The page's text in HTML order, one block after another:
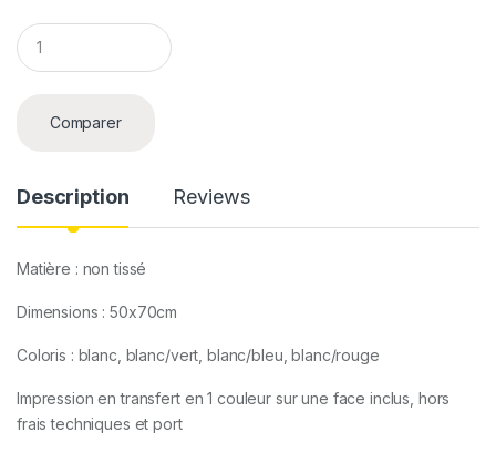
Q
u
a
Comparer
Description Reviews
Matière : non tissé
Dimensions : 50x70cm
Coloris : blanc, blanc/vert, blanc/bleu, blanc/rouge
Impression en transfert en 1 couleur sur une face inclus, hors
frais techniques et port